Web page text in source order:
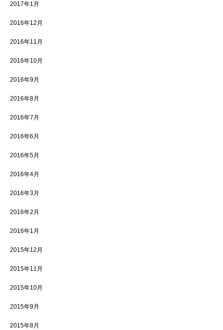
2017年1月
2016年12月
2016年11月
2016年10月
2016年9月
2016年8月
2016年7月
2016年6月
2016年5月
2016年4月
2016年3月
2016年2月
2016年1月
2015年12月
2015年11月
2015年10月
2015年9月
2015年8月